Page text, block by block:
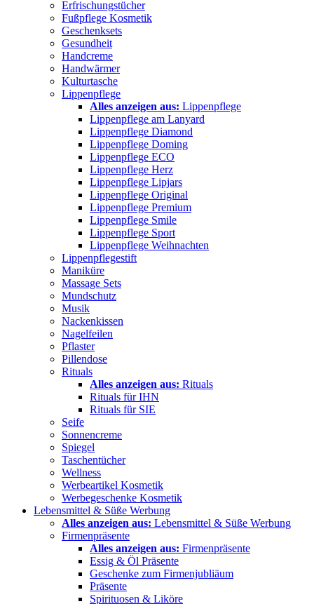
Erfrischungstücher
Fußpflege Kosmetik
Geschenksets
Gesundheit
Handcreme
Handwärmer
Kulturtasche
Lippenpflege
Alles anzeigen aus: Lippenpflege
Lippenpflege am Lanyard
Lippenpflege Diamond
Lippenpflege Doming
Lippenpflege ECO
Lippenpflege Herz
Lippenpflege Lipjars
Lippenpflege Original
Lippenpflege Premium
Lippenpflege Smile
Lippenpflege Sport
Lippenpflege Weihnachten
Lippenpflegestift
Maniküre
Massage Sets
Mundschutz
Musik
Nackenkissen
Nagelfeilen
Pflaster
Pillendose
Rituals
Alles anzeigen aus: Rituals
Rituals für IHN
Rituals für SIE
Seife
Sonnencreme
Spiegel
Taschentücher
Wellness
Werbeartikel Kosmetik
Werbegeschenke Kosmetik
Lebensmittel & Süße Werbung
Alles anzeigen aus: Lebensmittel & Süße Werbung
Firmenpräsente
Alles anzeigen aus: Firmenpräsente
Essig & Öl Präsente
Geschenke zum Firmenjubliäum
Präsente
Spirituosen & Liköre